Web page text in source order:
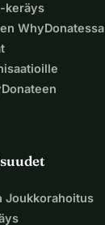
keräys
WhyDonatessa
Joukkorahoitus